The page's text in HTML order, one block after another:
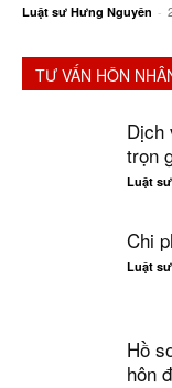
Luật sư Hưng Nguyên -
TƯ VẤN HÔN
Dịch
trọn
Luật
Chi
Luật
Hồ
hôn